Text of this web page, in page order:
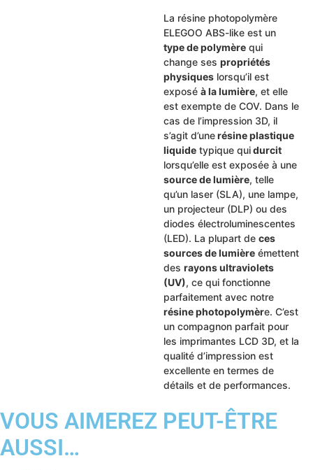
La résine photopolymère
ELEGOO ABS-like est un
type de polymèrequi
change ses propriétés
physiqueslorsqu’il est
exposé à la lumière, et elle
est exempte de COV. Dans le
cas de l’impression 3D, il
s’agit d’unerésine plastique
liquidetypique quidurcit
lorsqu’elle est exposée à une
source de lumière, telle
qu’un laser (SLA), une lampe,
un projecteur (DLP) ou des
diodes électroluminescentes
(LED). La plupart de ces
sources de lumièreémettent
des rayons ultraviolets
(UV), ce qui fonctionne
parfaitement avec notre
résine photopolymère. C’est
un compagnon parfait pour
les imprimantes LCD 3D, et la
qualité d’impression est
excellente en termes de
détails et de performances.
VOUS AIMEREZ PEUT-ÊTRE
AUSSI…